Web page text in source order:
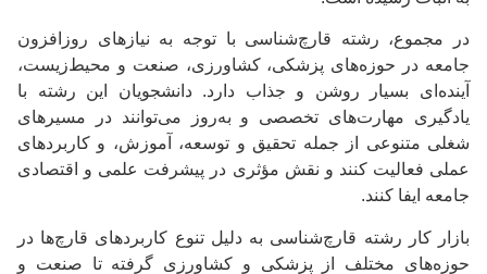
در مجموع، رشته قارچ‌شناسی با توجه به نیازهای روزافزون
جامعه در حوزه‌های پزشکی، کشاورزی، صنعت و محیط‌زیست،
آینده‌ای بسیار روشن و جذاب دارد. دانشجویان این رشته با
یادگیری مهارت‌های تخصصی و به‌روز می‌توانند در مسیرهای
شغلی متنوعی از جمله تحقیق و توسعه، آموزش، و کاربردهای
عملی فعالیت کنند و نقش مؤثری در پیشرفت علمی و اقتصادی
جامعه ایفا کنند.
بازار کار رشته قارچ‌شناسی به دلیل تنوع کاربردهای قارچ‌ها در
حوزه‌های مختلف از پزشکی و کشاورزی گرفته تا صنعت و